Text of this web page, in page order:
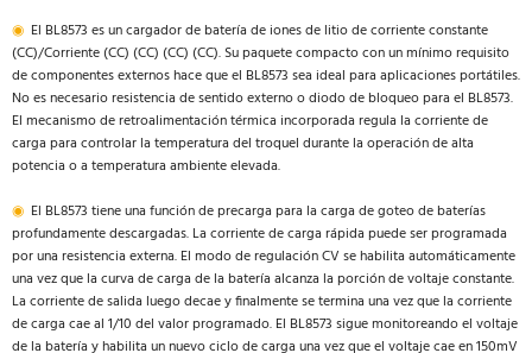
◉ El BL8573 es un cargador de batería de iones de litio de corriente constante
(CC)/Corriente (CC) (CC) (CC) (CC). Su paquete compacto con un mínimo requisito
de componentes externos hace que el BL8573 sea ideal para aplicaciones portátiles.
No es necesario resistencia de sentido externo o diodo de bloqueo para el BL8573.
El mecanismo de retroalimentación térmica incorporada regula la corriente de
carga para controlar la temperatura del troquel durante la operación de alta
potencia o a temperatura ambiente elevada.
◉ El BL8573 tiene una función de precarga para la carga de goteo de baterías
profundamente descargadas. La corriente de carga rápida puede ser programada
por una resistencia externa. El modo de regulación CV se habilita automáticamente
una vez que la curva de carga de la batería alcanza la porción de voltaje constante.
La corriente de salida luego decae y finalmente se termina una vez que la corriente
de carga cae al 1/10 del valor programado. El BL8573 sigue monitoreando el voltaje
de la batería y habilita un nuevo ciclo de carga una vez que el voltaje cae en 150mV